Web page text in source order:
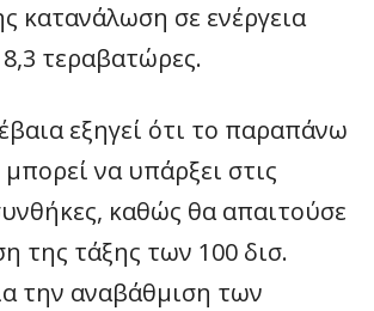
κατανάλωση σε ενέργεια
τεραβατώρες.
εξηγεί ότι το παραπάνω
να υπάρξει στις
καθώς θα απαιτούσε
της τάξης των 100 δισ.
την αναβάθμιση των